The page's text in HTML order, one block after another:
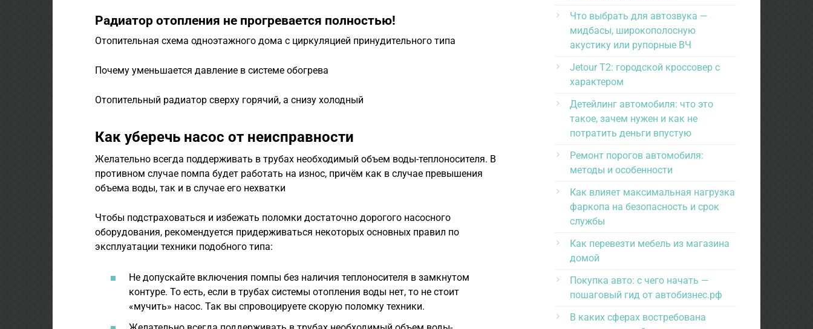
Радиатор отопления не прогревается полностью!
Отопительная схема одноэтажного дома с циркуляцией принудительного типа
Почему уменьшается давление в системе обогрева
Отопительный радиатор сверху горячий, а снизу холодный
Как уберечь насос от неисправности
Желательно всегда поддерживать в трубах необходимый объем воды-теплоносителя. В
противном случае помпа будет работать на износ, причём как в случае превышения
объема воды, так и в случае его нехватки
Чтобы подстраховаться и избежать поломки достаточно дорогого насосного
оборудования, рекомендуется придерживаться некоторых основных правил по
эксплуатации техники подобного типа:
Не допускайте включения помпы без наличия теплоносителя в замкнутом
контуре. То есть, если в трубах системы отопления воды нет, то не стоит
«мучить» насос. Так вы спровоцируете скорую поломку техники.
Что выбрать для автозвука —
мидбасы, широкополосную
акустику или рупорные ВЧ
Jetour T2: городской кроссовер с
характером
Детейлинг автомобиля: что это
такое, зачем нужен и как не
потратить деньги впустую
Ремонт порогов автомобиля:
методы и особенности
Как влияет максимальная нагрузка
фаркопа на безопасность и срок
службы
Как перевезти мебель из магазина
домой
Покупка авто: с чего начать —
пошаговый гид от автобизнес.рф
В каких сферах востребована